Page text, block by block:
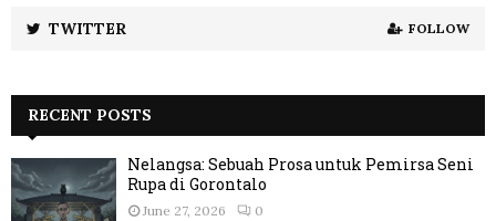
TWITTER FOLLOW
RECENT POSTS
Nelangsa: Sebuah Prosa untuk Pemirsa Seni
Rupa di Gorontalo
June 27, 2026 0